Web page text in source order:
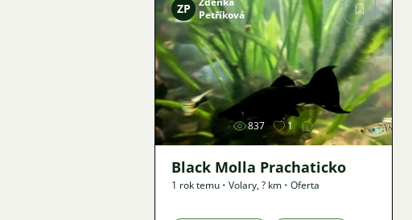
Zdjęcie
ZP
Petříková
837 1
Black Molla Prachaticko
1 rok temu • Volary,? km • Oferta